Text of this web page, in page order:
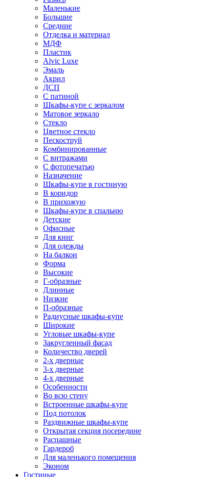
Маленькие
Большие
Средние
Отделка и материал
МДФ
Пластик
Alvic Luxe
Эмаль
Акрил
ДСП
С патиной
Шкафы-купе с зеркалом
Матовое зеркало
Стекло
Цветное стекло
Пескоструй
Комбинированные
С витражами
С фотопечатью
Назначение
Шкафы-купе в гостиную
В коридор
В прихожую
Шкафы-купе в спальню
Детские
Офисные
Для книг
Для одежды
На балкон
Форма
Высокие
Г-образные
Длинные
Низкие
П-образные
Радиусные шкафы-купе
Широкие
Угловые шкафы-купе
Закругленный фасад
Количество дверей
2-х дверные
3-х дверные
4-х дверные
Особенности
Во всю стену
Встроенные шкафы-купе
Под потолок
Раздвижные шкафы-купе
Открытая секция посередине
Распашные
Гардероб
Для маленького помещения
Эконом
Гостиные